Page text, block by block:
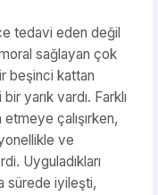
tedavi eden değil
sağlayan çok
beşinci kattan
yarık vardı. Farklı
çalışırken,
ve
Uyguladıkları
sürede iyileşti,